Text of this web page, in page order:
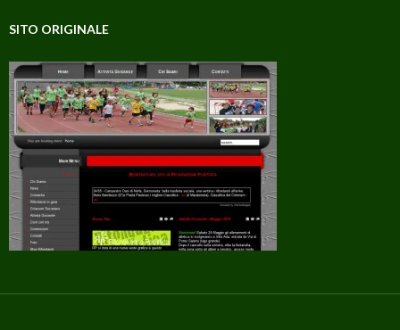
SITO ORIGINALE